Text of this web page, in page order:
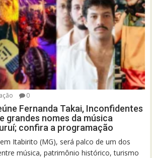
0
Fernanda Takai, Inconfidentes
grandes nomes da música
confira a programação
Itabirito (MG), será palco de um dos
música, patrimônio histórico, turismo